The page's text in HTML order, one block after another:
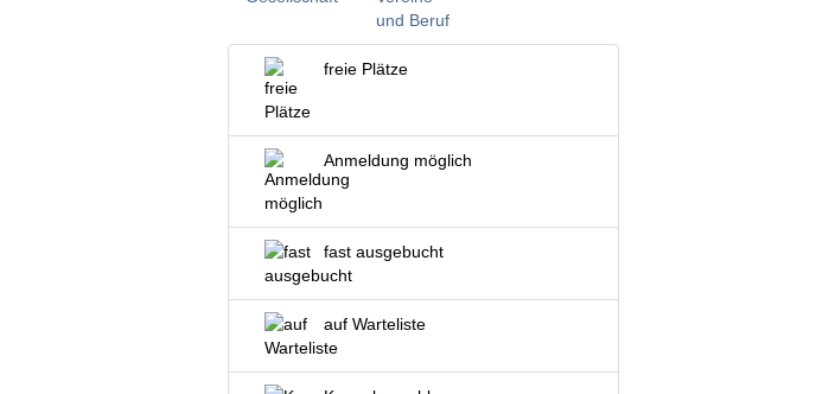
und Beruf
freie Plätze
Anmeldung möglich
fast ausgebucht
auf Warteliste